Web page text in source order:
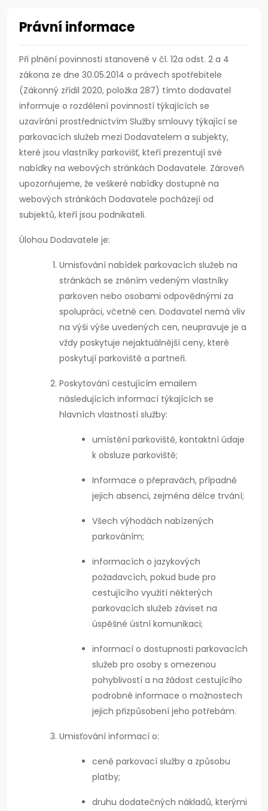
Právní informace
Při plnění povinnosti stanovené v čl. 12a odst. 2 a 4
zákona ze dne 30.05.2014 o právech spotřebitele
(Zákonný zřídil 2020, položka 287) tímto dodavatel
informuje o rozdělení povinností týkajících se
uzavírání prostřednictvím Služby smlouvy týkající se
parkovacích služeb mezi Dodavatelem a subjekty,
které jsou vlastníky parkovišť, kteří prezentují své
nabídky na webových stránkách Dodavatele. Zároveň
upozorňujeme, že veškeré nabídky dostupné na
webových stránkách Dodavatele pocházejí od
subjektů, kteří jsou podnikateli.
Úlohou Dodavatele je:
Umisťování nabídek parkovacích služeb na
stránkách se zněním vedeným vlastníky
parkoven nebo osobami odpovědnými za
spolupráci, včetně cen. Dodavatel nemá vliv
na výši výše uvedených cen, neupravuje je a
vždy poskytuje nejaktuálnější ceny, které
poskytují parkoviště a partneři.
Poskytování cestujícím emailem
následujících informací týkajících se
hlavních vlastností služby:
umístění parkoviště, kontaktní údaje
k obsluze parkoviště;
Informace o přepravách, případně
jejich absenci, zejména délce trvání;
Všech výhodách nabízených
parkováním;
informacích o jazykových
požadavcích, pokud bude pro
cestujícího využití některých
parkovacích služeb záviset na
úspěšné ústní komunikaci;
informací o dostupnosti parkovacích
služeb pro osoby s omezenou
pohyblivostí a na žádost cestujícího
podrobné informace o možnostech
jejich přizpůsobení jeho potřebám.
Umisťování informací o:
ceně parkovací služby a způsobu
platby;
druhu dodatečných nákladů, kterými